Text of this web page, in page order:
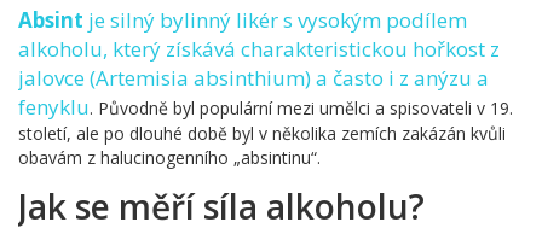
Absint je silný bylinný likér s vysokým podílem
alkoholu, který získává charakteristickou hořkost z
jalovce (Artemisia absinthium) a často i z anýzu a
fenyklu. Původně byl populární mezi umělci a spisovateli v 19.
století, ale po dlouhé době byl v několika zemích zakázán kvůli
obavám z halucinogenního „absintinu“.
Jak se měří síla alkoholu?